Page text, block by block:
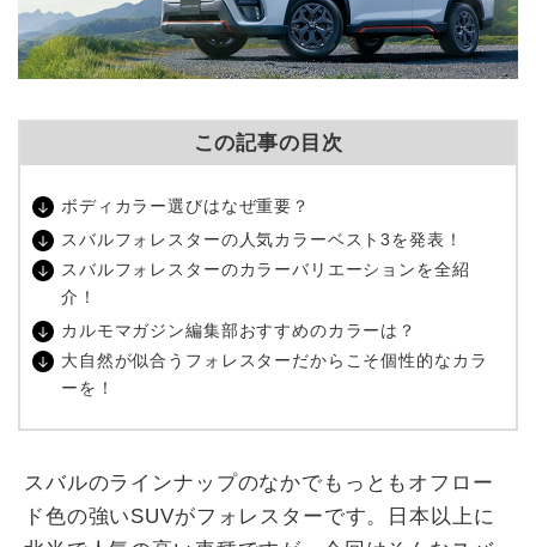
この記事の目次
ボディカラー選びはなぜ重要？
スバルフォレスターの人気カラーベスト3を発表！
スバルフォレスターのカラーバリエーションを全紹
介！
カルモマガジン編集部おすすめのカラーは？
大自然が似合うフォレスターだからこそ個性的なカラ
ーを！
スバルのラインナップのなかでもっともオフロー
ド色の強いSUVがフォレスターです。日本以上に